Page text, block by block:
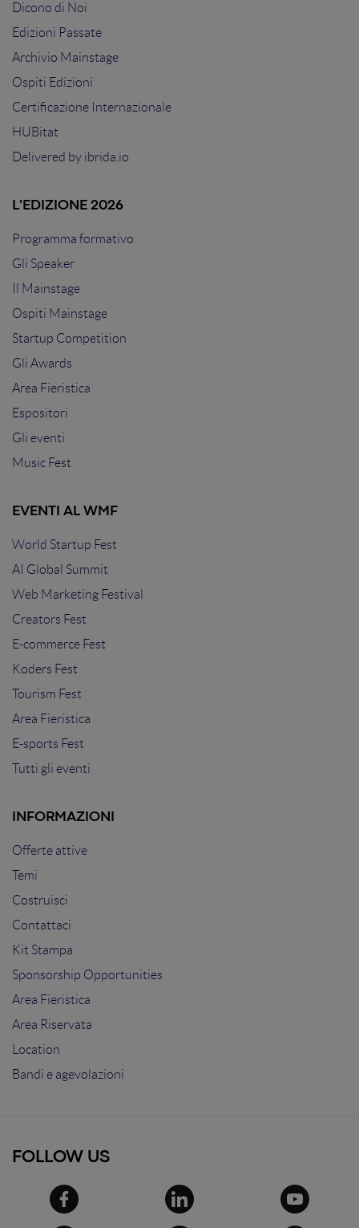
Dicono di Noi
Edizioni Passate
Archivio Mainstage
Ospiti Edizioni
Certificazione Internazionale
HUBitat
Delivered by ibrida.io
L'EDIZIONE 2026
Programma formativo
Gli Speaker
Il Mainstage
Ospiti Mainstage
Startup Competition
Gli Awards
Area Fieristica
Espositori
Gli eventi
Music Fest
EVENTI AL WMF
World Startup Fest
AI Global Summit
Web Marketing Festival
Creators Fest
E-commerce Fest
Koders Fest
Tourism Fest
Area Fieristica
E-sports Fest
Tutti gli eventi
INFORMAZIONI
Offerte attive
Temi
Costruisci
Contattaci
Kit Stampa
Sponsorship Opportunities
Area Fieristica
Area Riservata
Location
Bandi e agevolazioni
FOLLOW US